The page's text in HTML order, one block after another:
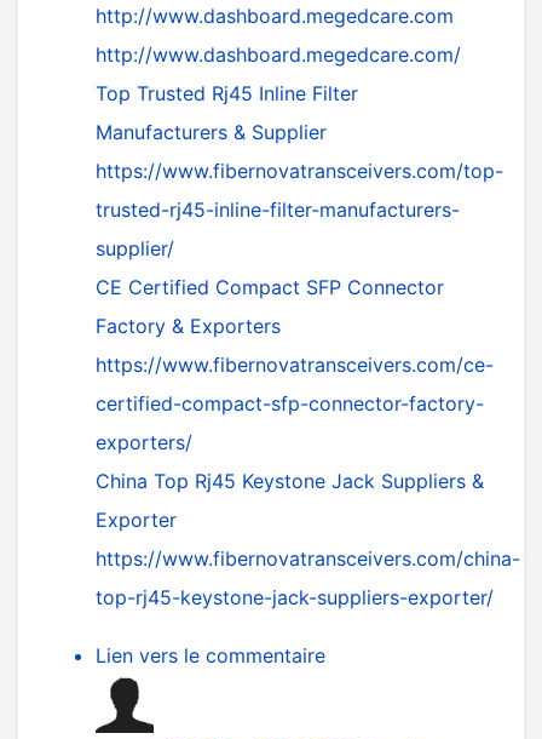
http://www.dashboard.megedcare.com
http://www.dashboard.megedcare.com/
Top Trusted Rj45 Inline Filter
Manufacturers & Supplier
https://www.fibernovatransceivers.com/top-
trusted-rj45-inline-filter-manufacturers-
supplier/
CE Certified Compact SFP Connector
Factory & Exporters
https://www.fibernovatransceivers.com/ce-
certified-compact-sfp-connector-factory-
exporters/
China Top Rj45 Keystone Jack Suppliers &
Exporter
https://www.fibernovatransceivers.com/china-
top-rj45-keystone-jack-suppliers-exporter/
Lien vers le commentaire